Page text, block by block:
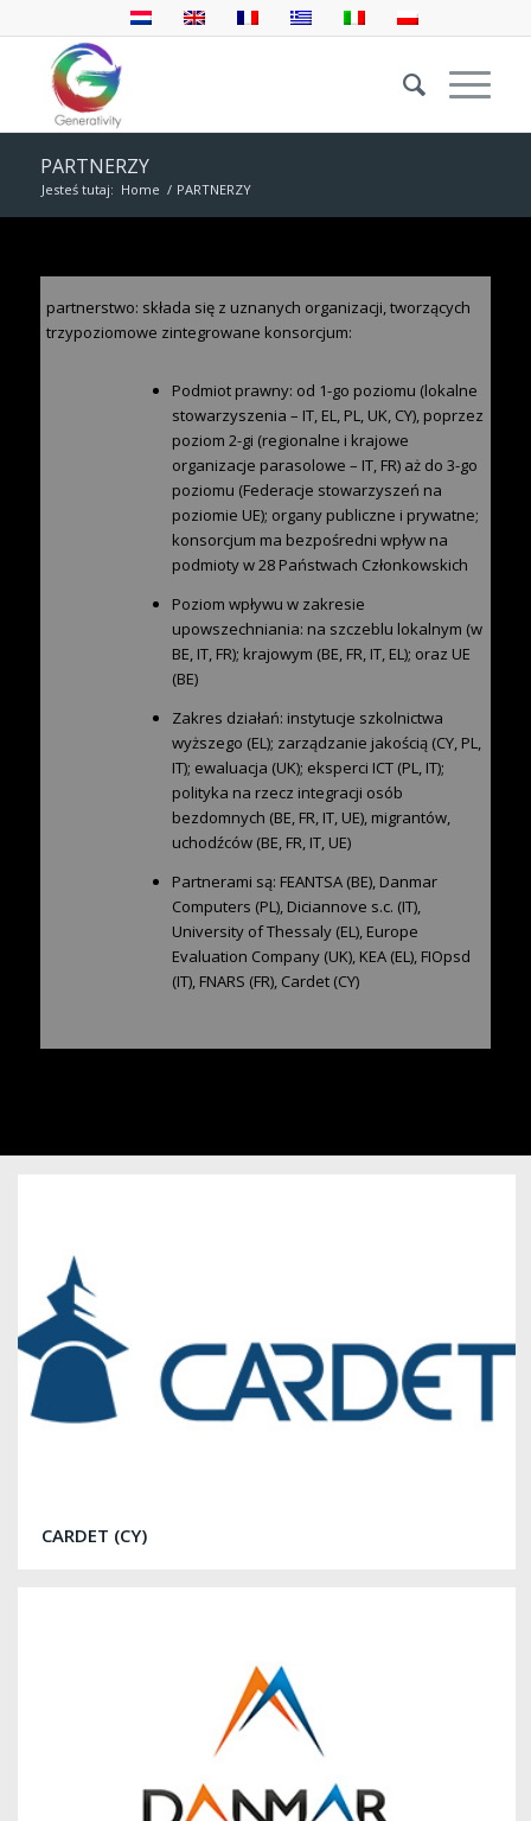
PARTNERZY
Jesteś tutaj: Home / PARTNERZY
partnerstwo: składa się z uznanych organizacji, tworzących
trzypoziomowe zintegrowane konsorcjum:
Podmiot prawny: od 1-go poziomu (lokalne
stowarzyszenia – IT, EL, PL, UK, CY), poprzez
poziom 2-gi (regionalne i krajowe
organizacje parasolowe – IT, FR) aż do 3-go
poziomu (Federacje stowarzyszeń na
poziomie UE); organy publiczne i prywatne;
konsorcjum ma bezpośredni wpływ na
podmioty w 28 Państwach Członkowskich
Poziom wpływu w zakresie
upowszechniania: na szczeblu lokalnym (w
BE, IT, FR); krajowym (BE, FR, IT, EL); oraz UE
(BE)
Zakres działań: instytucje szkolnictwa
wyższego (EL); zarządzanie jakością (CY, PL,
IT); ewaluacja (UK); eksperci ICT (PL, IT);
polityka na rzecz integracji osób
bezdomnych (BE, FR, IT, UE), migrantów,
uchodźców (BE, FR, IT, UE)
Partnerami są: FEANTSA (BE), Danmar
Computers (PL), Diciannove s.c. (IT),
University of Thessaly (EL), Europe
Evaluation Company (UK), KEA (EL), FIOpsd
(IT), FNARS (FR), Cardet (CY)
CARDET (CY)